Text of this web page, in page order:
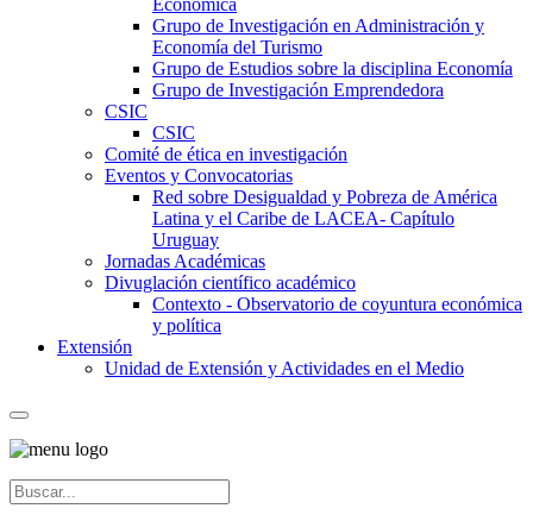
Grupo de Investigación en Administración y
Economía del Turismo
Grupo de Estudios sobre la disciplina Economía
Grupo de Investigación Emprendedora
CSIC
CSIC
Comité de ética en investigación
Eventos y Convocatorias
Red sobre Desigualdad y Pobreza de América
Latina y el Caribe de LACEA- Capítulo
Uruguay
Jornadas Académicas
Divuglación científico académico
Contexto - Observatorio de coyuntura económica
y política
Extensión
Unidad de Extensión y Actividades en el Medio